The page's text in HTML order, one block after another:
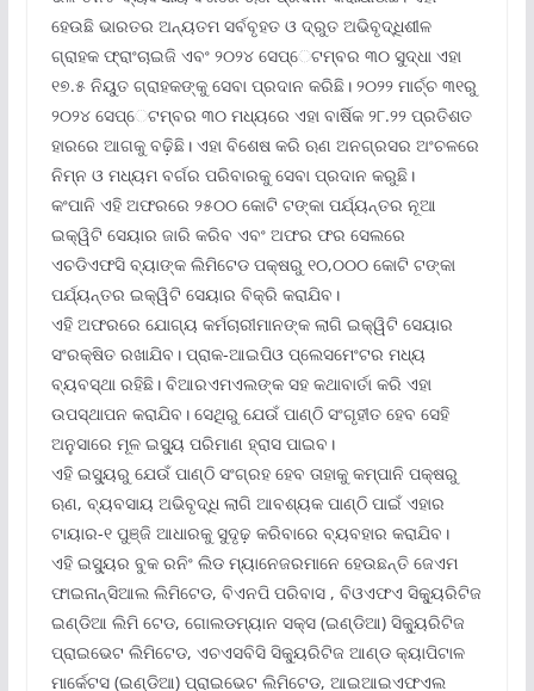
ହେଉଛି ଭାରତର ଅନ୍ୟତମ ସର୍ବବୃହତ ଓ ଦ୍ରୁତ ଅଭିବୃଦ୍ଧିଶୀଳ
ଗ୍ରାହକ ଫ୍ରାଂଚାଇଜି ଏବଂ ୨୦୨୪ ସେପ୍େଟମ୍ବର ୩୦ ସୁଦ୍ଧା ଏହା
୧୭.୫ ନିୟୁତ ଗ୍ରାହକଙ୍କୁ ସେବା ପ୍ରଦାନ କରିଛି। ୨୦୨୨ ମାର୍ଚ୍ଚ ୩୧ରୁ
୨୦୨୪ ସେପ୍େଟମ୍ବର ୩୦ ମଧ୍ୟରେ ଏହା ବାର୍ଷିକ ୨୮.୨୨ ପ୍ରତିଶତ
ହାରରେ ଆଗକୁ ବଢ଼ିଛି। ଏହା ବିଶେଷ କରି ଋଣ ଅନଗ୍ରସର ଅଂଚଳରେ
ନିମ୍ନ ଓ ମଧ୍ୟମ ବର୍ଗର ପରିବାରକୁ ସେବା ପ୍ରଦାନ କରୁଛି।
କଂପାନି ଏହି ଅଫରରେ ୨୫୦୦ କୋଟି ଟଙ୍କା ପର୍ଯ୍ୟନ୍ତର ନୂଆ
ଇକ୍ୱିଟି ସେୟାର ଜାରି କରିବ ଏବଂ ଅଫର ଫର ସେଲରେ
ଏଚଡିଏଫସି ବ୍ୟାଙ୍କ ଲିମିଟେଡ ପକ୍ଷରୁ ୧୦,୦୦୦ କୋଟି ଟଙ୍କା
ପର୍ଯ୍ୟନ୍ତର ଇକ୍ୱିଟି ସେୟାର ବିକ୍ରି କରାଯିବ।
ଏହି ଅଫରରେ ଯୋଗ୍ୟ କର୍ମଚାରୀମାନଙ୍କ ଲାଗି ଇକ୍ୱିଟି ସେୟାର
ସଂରକ୍ଷିତ ରଖାଯିବ। ପ୍ରାକ-ଆଇପିଓ ପ୍ଲେସମେଂଟର ମଧ୍ୟ
ବ୍ୟବସ୍ଥା ରହିଛି। ବିଆରଏମଏଲଙ୍କ ସହ କଥାବାର୍ତା କରି ଏହା
ଉପସ୍ଥାପନ କରାଯିବ। ସେଥିରୁ ଯେଉଁ ପାଣ୍ଠି ସଂଗୃହୀତ ହେବ ସେହି
ଅନୁସାରେ ମୂଳ ଇସ୍ୟୁ ପରିମାଣ ହ୍ରାସ ପାଇବ।
ଏହି ଇସ୍ୟୁରୁ ଯେଉଁ ପାଣ୍ଠି ସଂଗ୍ରହ ହେବ ତାହାକୁ କମ୍ପାନି ପକ୍ଷରୁ
ଋଣ, ବ୍ୟବସାୟ ଅଭିବୃଦ୍ଧି ଲାଗି ଆବଶ୍ୟକ ପାଣ୍ଠି ପାଇଁ ଏହାର
ଟାୟାର-୧ ପୁଞ୍ଜି ଆଧାରକୁ ସୁଦୃଢ଼ କରିବାରେ ବ୍ୟବହାର କରାଯିବ।
ଏହି ଇସ୍ୟୁର ବୁକ ରନିଂ ଲିଡ ମ୍ୟାନେଜରମାନେ ହେଉଛନ୍ତି ଜେଏମ
ଫାଇନାନ୍ସିଆଲ ଲିମିଟେଡ, ବିଏନପି ପରିବାସ , ବିଓଏଫଏ ସିକ୍ୟୁରିଟିଜ
ଇଣ୍ଡିଆ ଲିମି ଟେଡ, ଗୋଲଡମ୍ୟାନ ସକ୍ସ (ଇଣ୍ଡିଆ) ସିକ୍ୟୁରିଟିଜ
ପ୍ରାଇଭେଟ ଲିମିଟେଡ, ଏଚଏସବିସି ସିକ୍ୟୁରିଟିଜ ଆଣ୍ଡ କ୍ୟାପିଟାଳ
ମାର୍କେଟସ (ଇଣ୍ଡିଆ) ପ୍ରାଇଭେଟ ଲିମିଟେଡ, ଆଇଆଇଏଫଏଲ